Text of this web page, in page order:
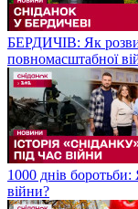
БЕРДИЧІВ: Як
повномасштабної
1000 днів
війни?